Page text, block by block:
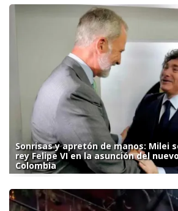
Sonrisas y apretón de manos: Milei
rey Felipe VI en la asunción del
Colombia